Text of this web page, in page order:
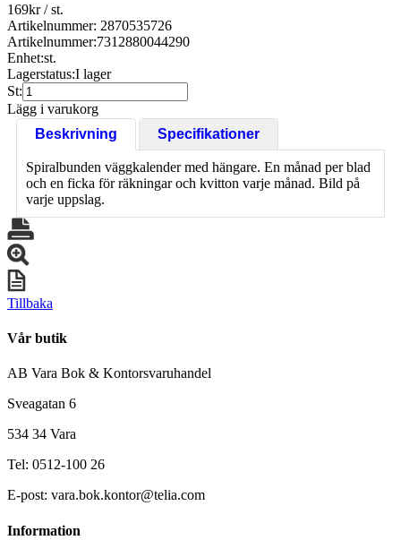
169kr/ st.
Artikelnummer: 2870535726
Artikelnummer:7312880044290
Enhet:st.
Lagerstatus:I lager
St:
Lägg i varukorg
Beskrivning
Specifikationer
Spiralbunden väggkalender med hängare. En månad per blad
och en ficka för räkningar och kvitton varje månad. Bild på
varje uppslag.
Tillbaka
Vår butik
AB Vara Bok & Kontorsvaruhandel
Sveagatan 6
534 34 Vara
Tel: 0512-100 26
E-post: vara.bok.kontor@telia.com
Information